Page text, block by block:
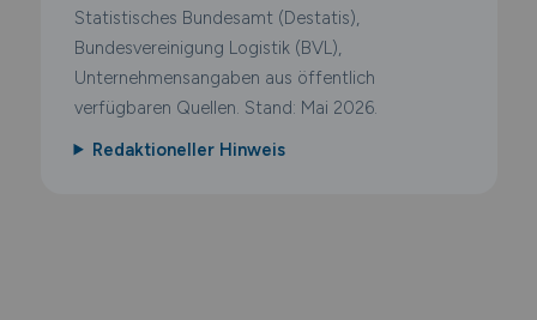
Statistisches Bundesamt (Destatis),
Bundesvereinigung Logistik (BVL),
Unternehmensangaben aus öffentlich
verfügbaren Quellen. Stand: Mai 2026.
Redaktioneller Hinweis